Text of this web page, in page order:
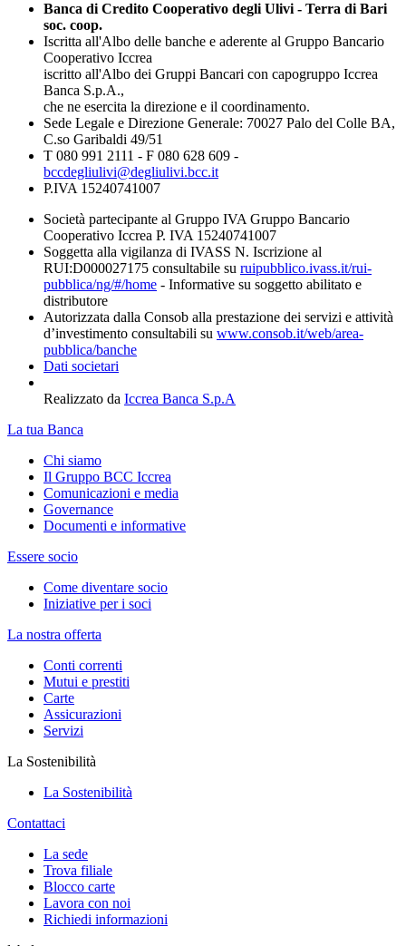
Banca di Credito Cooperativo degli Ulivi - Terra di Bari
soc. coop.
Iscritta all'Albo delle banche e aderente al Gruppo Bancario
Cooperativo Iccrea
iscritto all'Albo dei Gruppi Bancari con capogruppo Iccrea
Banca S.p.A.,
che ne esercita la direzione e il coordinamento.
Sede Legale e Direzione Generale: 70027 Palo del Colle BA,
C.so Garibaldi 49/51
T 080 991 2111 - F 080 628 609 -
bccdegliulivi@degliulivi.bcc.it
P.IVA 15240741007
Società partecipante al Gruppo IVA Gruppo Bancario
Cooperativo Iccrea P. IVA 15240741007
Soggetta alla vigilanza di IVASS N. Iscrizione al
RUI:D000027175 consultabile su ruipubblico.ivass.it/rui-
pubblica/ng/#/home - Informative su soggetto abilitato e
distributore
Autorizzata dalla Consob alla prestazione dei servizi e attività
d’investimento consultabili su www.consob.it/web/area-
pubblica/banche
Dati societari
Realizzato da Iccrea Banca S.p.A
La tua Banca
Chi siamo
Il Gruppo BCC Iccrea
Comunicazioni e media
Governance
Documenti e informative
Essere socio
Come diventare socio
Iniziative per i soci
La nostra offerta
Conti correnti
Mutui e prestiti
Carte
Assicurazioni
Servizi
La Sostenibilità
La Sostenibilità
Contattaci
La sede
Trova filiale
Blocco carte
Lavora con noi
Richiedi informazioni